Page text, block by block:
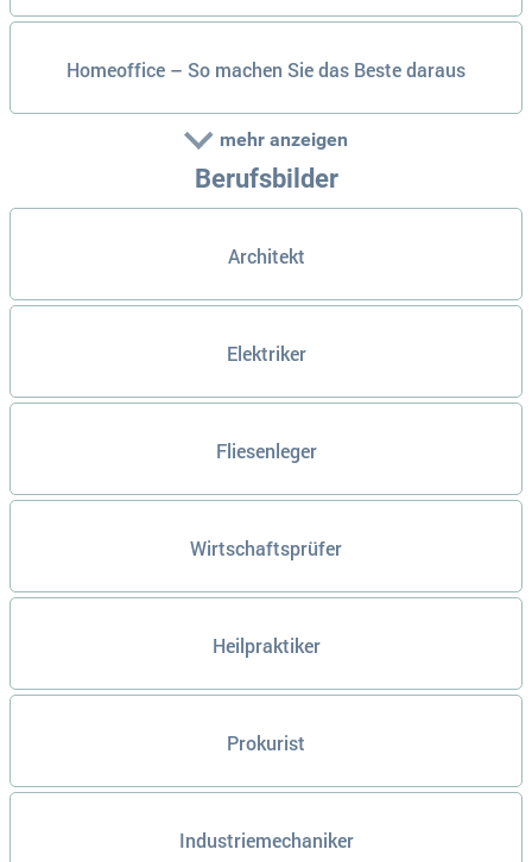
Homeoffice – So machen Sie das Beste daraus
mehr anzeigen
Berufsbilder
Architekt
Elektriker
Fliesenleger
Wirtschaftsprüfer
Heilpraktiker
Prokurist
Industriemechaniker